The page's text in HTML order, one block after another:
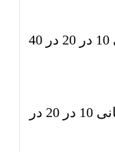
معایب بلوک سبک سیمانی 10 در 20 در 40
استاندارد بلوک سبک سیمانی 10 در 20 در